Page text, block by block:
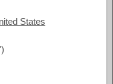
States